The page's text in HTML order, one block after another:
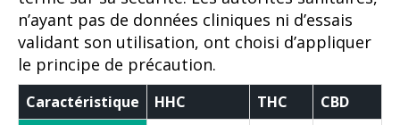
n’ayant pas de données cliniques ni d’essais
validant son utilisation, ont choisi d’appliquer
le principe de précaution.
Caractéristique HHC THC CBD